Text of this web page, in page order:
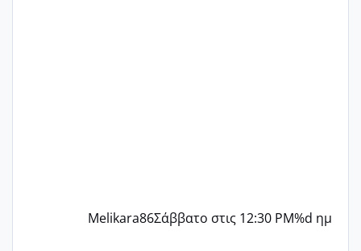
Melikara86Σάββατο στις 12:30 PM%d ημ